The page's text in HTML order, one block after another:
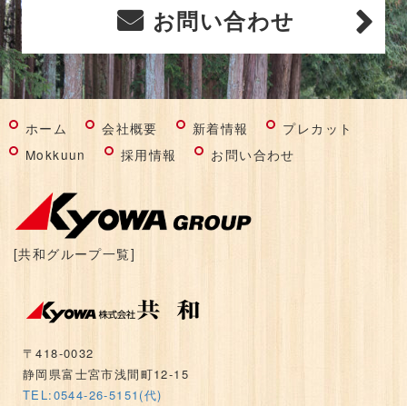
お問い合わせ
ホーム 会社概要 新着情報
プレカット
Mokkuun
採用情報 お問い合わせ
[共和グループ一覧]
〒418-0032
静岡県富士宮市浅間町12-15
TEL:0544-26-5151(代)